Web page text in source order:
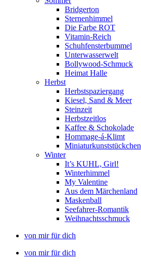
Bridgerton
Sternenhimmel
Die Farbe ROT
Vitamin-Reich
Schuhfensterbummel
Unterwasserwelt
Bollywood-Schmuck
Heimat Halle
Herbst
Herbstspaziergang
Kiesel, Sand & Meer
Steinzeit
Herbstzeitlos
Kaffee & Schokolade
Hommage-á-Klimt
Miniaturkunststückchen
Winter
It’s KUHL, Girl!
Winterhimmel
My Valentine
Aus dem Märchenland
Maskenball
Seefahrer-Romantik
Weihnachtsschmuck
von mir für dich
von mir für dich